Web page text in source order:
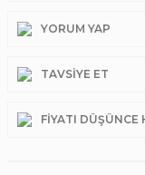
YORUM YAP
TAVSIYE ET
FIYATI DÜŞÜNCE